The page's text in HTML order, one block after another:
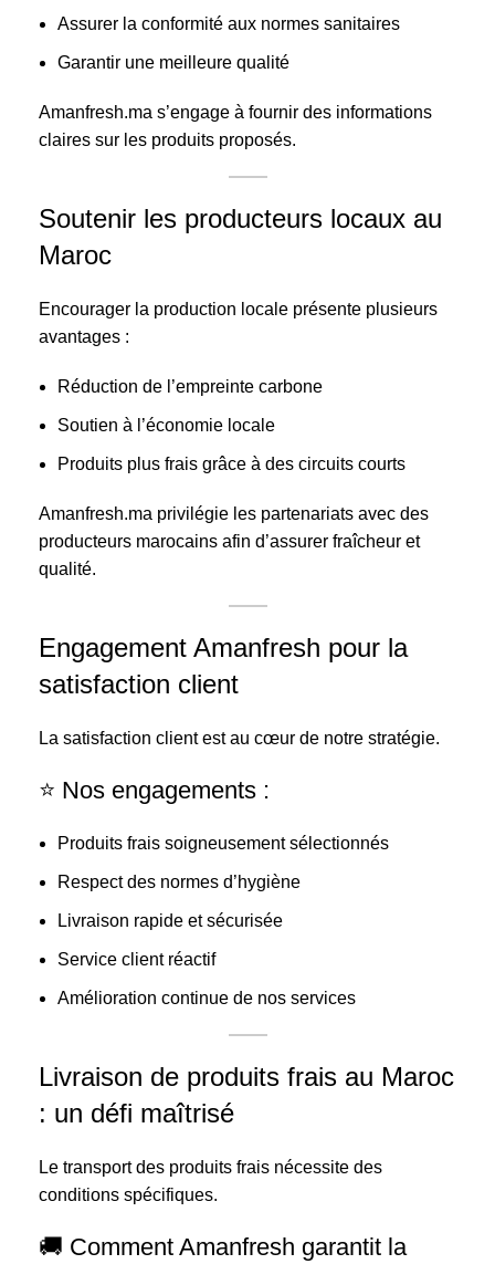
Assurer la conformité aux normes sanitaires
Garantir une meilleure qualité
Amanfresh.ma s’engage à fournir des informations
claires sur les produits proposés.
Soutenir les producteurs locaux au
Maroc
Encourager la production locale présente plusieurs
avantages :
Réduction de l’empreinte carbone
Soutien à l’économie locale
Produits plus frais grâce à des circuits courts
Amanfresh.ma privilégie les partenariats avec des
producteurs marocains afin d’assurer fraîcheur et
qualité.
Engagement Amanfresh pour la
satisfaction client
La satisfaction client est au cœur de notre stratégie.
⭐ Nos engagements :
Produits frais soigneusement sélectionnés
Respect des normes d’hygiène
Livraison rapide et sécurisée
Service client réactif
Amélioration continue de nos services
Livraison de produits frais au Maroc
: un défi maîtrisé
Le transport des produits frais nécessite des
conditions spécifiques.
🚚 Comment Amanfresh garantit la